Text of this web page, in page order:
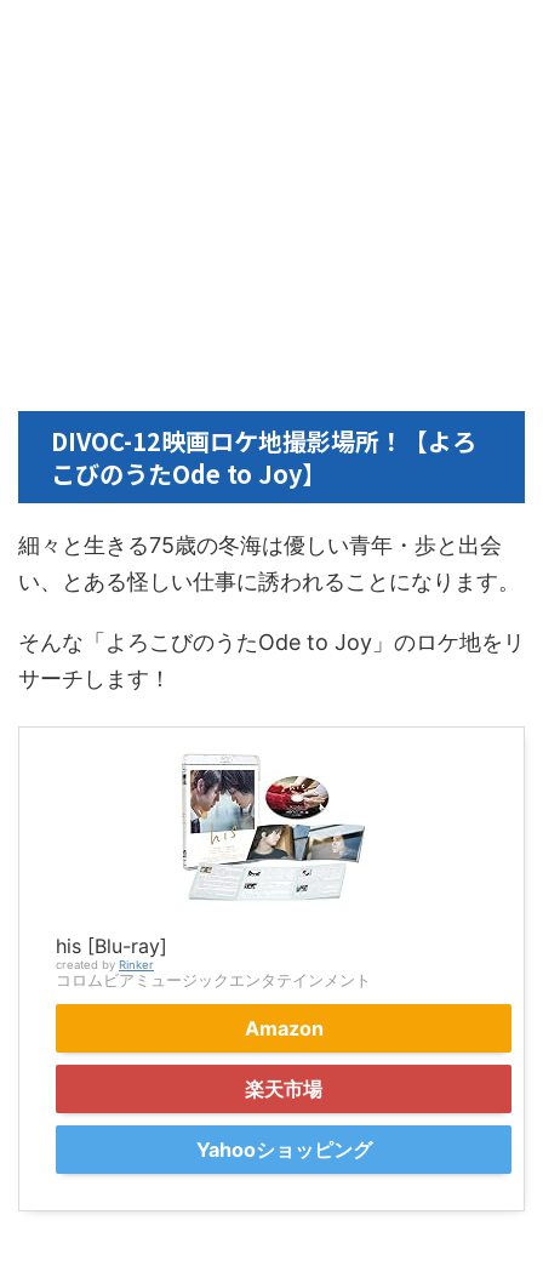
DIVOC-12映画ロケ地撮影場所！【よろ
こびのうたOde to Joy】
細々と生きる75歳の冬海は優しい青年・歩と出会
い、とある怪しい仕事に誘われることになります。
そんな「よろこびのうたOde to Joy」のロケ地をリ
サーチします！
his [Blu-ray]
created by Rinker
コロムビアミュージックエンタテインメント
Amazon
楽天市場
Yahooショッピング